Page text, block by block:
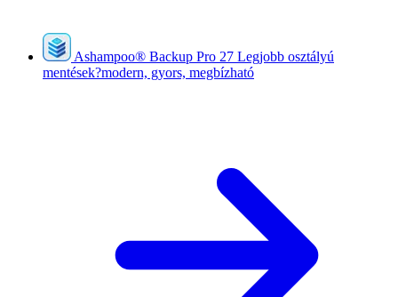
Ashampoo® Backup Pro 27 Legjobb osztályú
mentések?modern, gyors, megbízható